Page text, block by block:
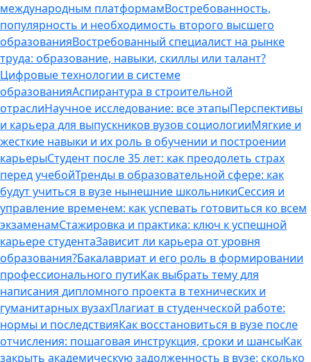
международным платформамВостребованность,
популярность и необходимость второго высшего
образованияВостребованный специалист на рынке
труда: образование, навыки, скиллы или талант?
Цифровые технологии в системе
образованияАспирантура в строительной
отраслиНаучное исследование: все этапыПерспективы
и карьера для выпускников вузов социологииМягкие и
жесткие навыки и их роль в обучении и построении
карьерыСтудент после 35 лет: как преодолеть страх
перед учебойТренды в образовательной сфере: как
будут учиться в вузе нынешние школьникиСессия и
управление временем: как успевать готовиться ко всем
экзаменамСтажировка и практика: ключ к успешной
карьере студентаЗависит ли карьера от уровня
образования?Бакалавриат и его роль в формировании
профессионального путиКак выбрать тему для
написания дипломного проекта в технических и
гуманитарных вузахПлагиат в студенческой работе:
нормы и последствияКак восстановиться в вузе после
отчисления: пошаговая инструкция, сроки и шансыКак
закрыть академическую задолженность в вузе: сколько